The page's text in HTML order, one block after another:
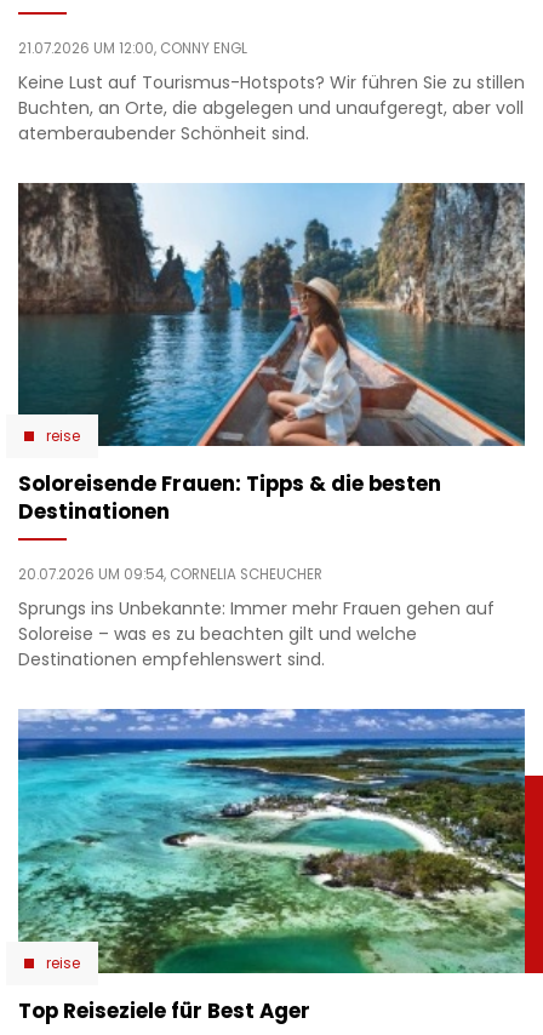
21.07.2026 UM 12:00, CONNY ENGL
Keine Lust auf Tourismus-Hotspots? Wir führen Sie zu stillen
Buchten, an Orte, die abgelegen und unaufgeregt, aber voll
atemberaubender Schönheit sind.
reise
Soloreisende Frauen: Tipps & die besten
Destinationen
20.07.2026 UM 09:54, CORNELIA SCHEUCHER
Sprungs ins Unbekannte: Immer mehr Frauen gehen auf
Soloreise – was es zu beachten gilt und welche
Destinationen empfehlenswert sind.
reise
Top Reiseziele für Best Ager